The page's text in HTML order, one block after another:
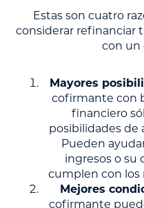
Estas son cuatro
considerar refinanciar
con un
Mayores
cofirmante con
financiero
posibilidades de
Pueden
ingresos o su
cumplen con los
Mejores
cofirmante